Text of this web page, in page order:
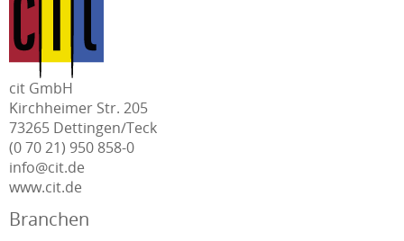
cit GmbH
Kirchheimer Str. 205
73265 Dettingen/Teck
(0 70 21) 950 858-0
info@cit.de
www.cit.de
Branchen